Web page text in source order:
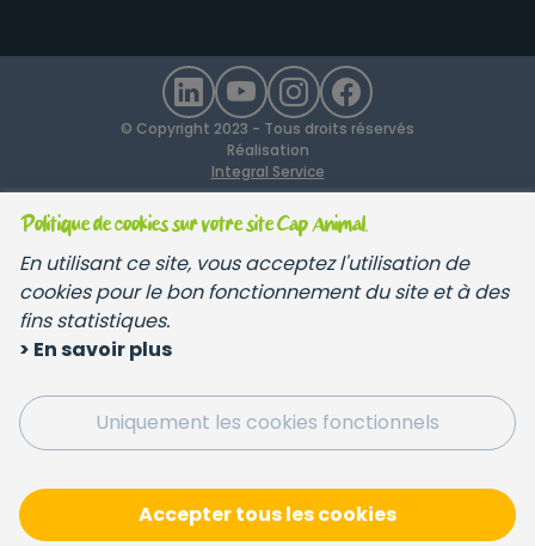
Politique de cookies sur votre site Cap Animal.
En utilisant ce site, vous acceptez l'utilisation de
cookies pour le bon fonctionnement du site et à des
fins statistiques.
> En savoir plus
Uniquement les cookies fonctionnels
Accepter tous les cookies
© Copyright 2023 - Tous droits réservés
Réalisation
Integral Service